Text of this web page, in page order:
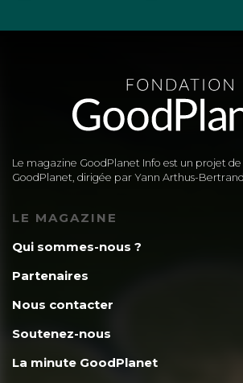
Le magazine GoodPlanet Info est un projet
GoodPlanet, dirigée par Yann Arthus-Bertrand
LE MAGAZINE
Qui sommes-nous ?
Partenaires
Nous contacter
Soutenez-nous
La minute GoodPlanet